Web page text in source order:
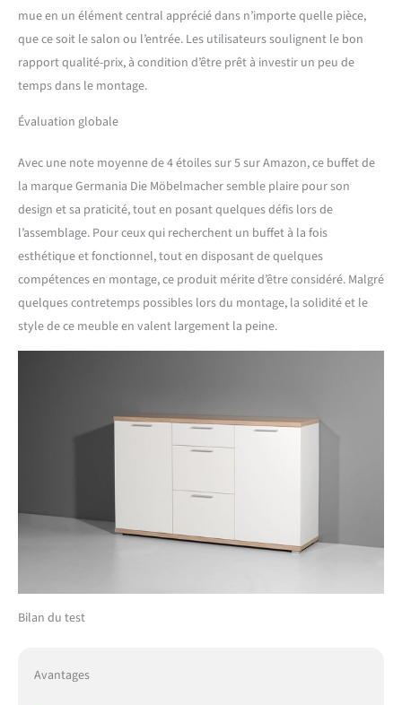
mue en un élément central apprécié dans n’importe quelle pièce,
que ce soit le salon ou l’entrée. Les utilisateurs soulignent le bon
rapport qualité-prix, à condition d’être prêt à investir un peu de
temps dans le montage.
Évaluation globale
Avec une note moyenne de 4 étoiles sur 5 sur Amazon, ce buffet de
la marque Germania Die Möbelmacher semble plaire pour son
design et sa praticité, tout en posant quelques défis lors de
l’assemblage. Pour ceux qui recherchent un buffet à la fois
esthétique et fonctionnel, tout en disposant de quelques
compétences en montage, ce produit mérite d’être considéré. Malgré
quelques contretemps possibles lors du montage, la solidité et le
style de ce meuble en valent largement la peine.
Bilan du test
Avantages